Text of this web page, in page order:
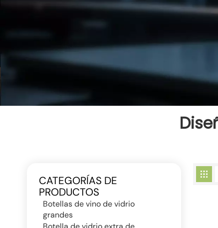
CATEGORÍAS DE
PRODUCTOS
Botellas de vino de vidrio
grandes